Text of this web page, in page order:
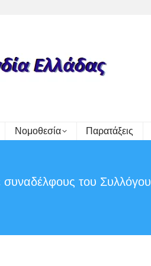
Νομοθεσία Παρατάξεις
του Συλλόγου